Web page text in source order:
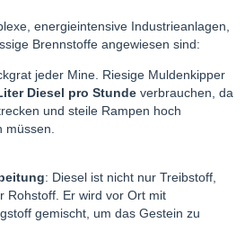
energieintensive Industrieanlagen,
Brennstoffe angewiesen sind:
jeder Mine. Riesige Muldenkipper
Diesel pro Stunde verbrauchen, da
und steile Rampen hoch
: Diesel ist nicht nur Treibstoff,
Rohstoff. Er wird vor Ort mit
gemischt, um das Gestein zu